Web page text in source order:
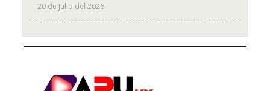
20 de Julio del 2026